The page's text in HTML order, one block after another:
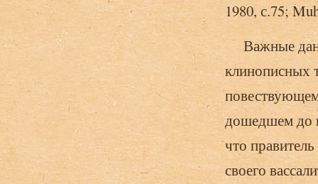
1980, с.75;
Важные
клинописных
дошедшем до
что
своего